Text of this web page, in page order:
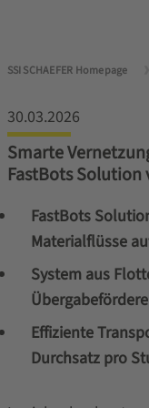
SSI SCHAEFER Homepage
30.03.2026
Smarte
FastBots Solution
FastBots
Materialflüsse
System aus
Effiziente
Durchsatz pro